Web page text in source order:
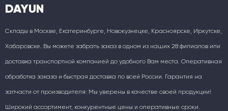
DAYUN
Склады в Москве, Екатеринбурге, Новокузнецке, Красноярске, Иркутске,
Хабаровске. Вы можете забрать заказ в одном из наших 28 филиалов или
доставка транспортной компанией до удобного Вам места. Оперативная
обработка заказа и быстрая доставка по всей России. Гарантия на
запчасти от производителя: Мы уверены в качестве своей продукции!
Широкий ассортимент, конкурентные цены и оперативные сроки.